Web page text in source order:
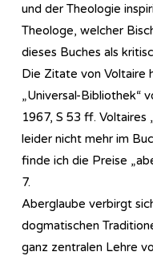
und der Theologie
Theologe, welcher
dieses Buches als
Die Zitate von Voltaire
„Universal-Bibliothek“
1967, S 53 ff. Voltaires
leider nicht mehr im
finde ich die Preise
7.
Aberglaube verbirgt
dogmatischen
ganz zentralen Lehre